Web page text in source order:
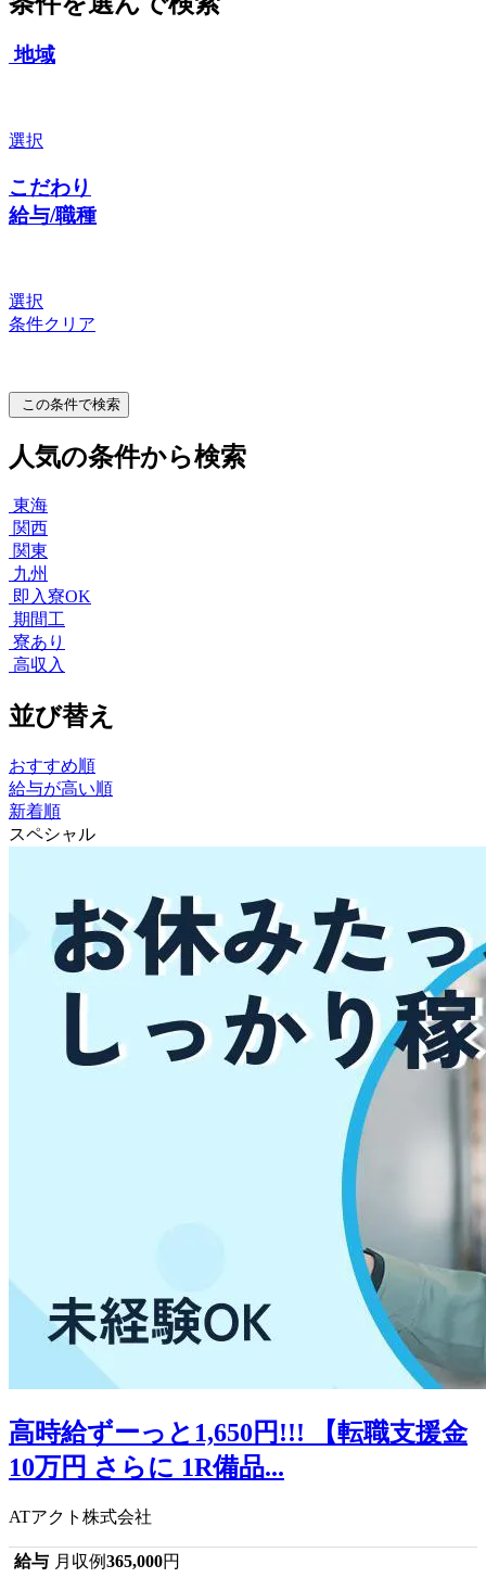
地域
選択
こだわり
給与/職種
選択
条件クリア
この条件で検索
人気の条件から検索
東海
関西
関東
九州
即入寮OK
期間工
寮あり
高収入
並び替え
おすすめ順
給与が高い順
新着順
スペシャル
高時給ずーっと1,650円!!! 【転職支援金
10万円 さらに 1R備品...
ATアクト株式会社
給与 月収例365,000円